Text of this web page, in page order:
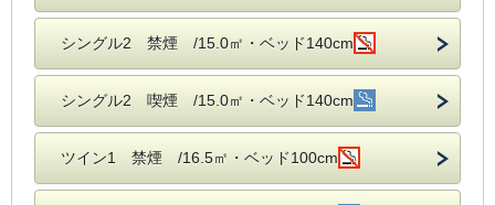
シングル2 禁煙 /15.0㎡・ベッド140cm
シングル2 喫煙 /15.0㎡・ベッド140cm
ツイン1 禁煙 /16.5㎡・ベッド100cm